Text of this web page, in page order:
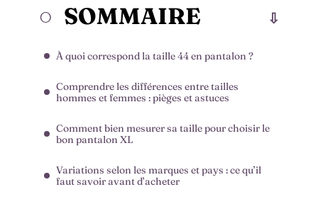
SOMMAIRE
À quoi correspond la taille 44 en pantalon ?
Comprendre les différences entre tailles
hommes et femmes : pièges et astuces
Comment bien mesurer sa taille pour choisir le
bon pantalon XL
Variations selon les marques et pays : ce qu’il
faut savoir avant d’acheter